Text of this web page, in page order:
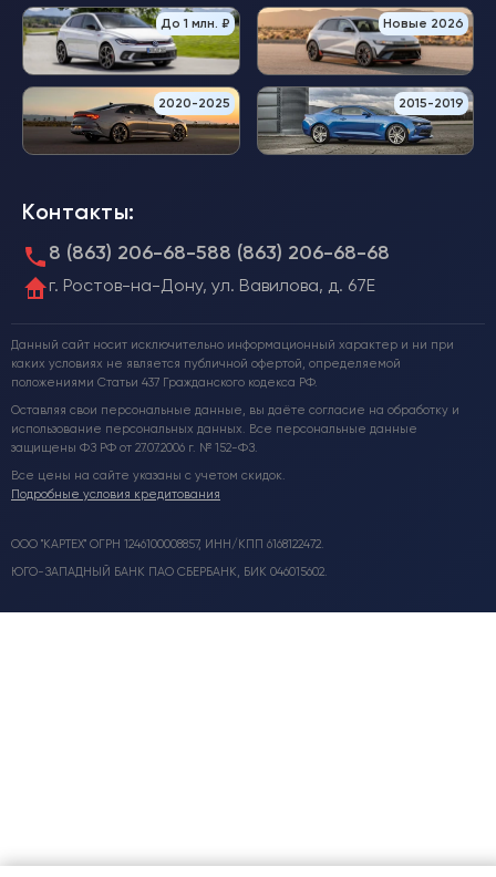
До 1 млн. ₽ Новые 2026
2020-2025 2015-2019
Контакты:
8 (863) 206-68-588 (863) 206-68-68
г. Ростов-на-Дону, ул. Вавилова, д. 67Е
Данный сайт носит исключительно информационный характер и ни при
каких условиях не является публичной офертой, определяемой
положениями Статьи 437 Гражданского кодекса РФ.
Оставляя свои персональные данные, вы даёте согласие на обработку и
использование персональных данных. Все персональные данные
защищены ФЗ РФ от 27.07.2006 г. № 152-ФЗ.
Все цены на сайте указаны с учетом скидок.
Подробные условия кредитования
ООО "КАРТЕХ" ОГРН 1246100008857, ИНН/КПП 6168122472.
ЮГО-ЗАПАДНЫЙ БАНК ПАО СБЕРБАНК, БИК 046015602.